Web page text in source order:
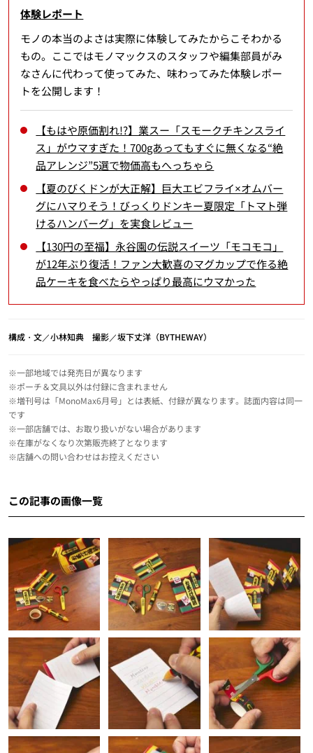
体験レポート
モノの本当のよさは実際に体験してみたからこそわかる
もの。ここではモノマックスのスタッフや編集部員がみ
なさんに代わって使ってみた、味わってみた体験レポー
トを公開します！
【もはや原価割れ!?】業スー「スモークチキンスライ
ス」がウマすぎた！700gあってもすぐに無くなる“絶
品アレンジ”5選で物価高もへっちゃら
【夏のびくドンが大正解】巨大エビフライ×オムバー
グにハマりそう！びっくりドンキー夏限定「トマト弾
けるハンバーグ」を実食レビュー
【130円の至福】永谷園の伝説スイーツ「モコモコ」
が12年ぶり復活！ファン大歓喜のマグカップで作る絶
品ケーキを食べたらやっぱり最高にウマかった
構成・文／小林知典 撮影／坂下丈洋（BYTHEWAY）
※一部地域では発売日が異なります
※ポーチ＆文具以外は付録に含まれません
※増刊号は「MonoMax6月号」とは表紙、付録が異なります。誌面内容は同一
です
※一部店舗では、お取り扱いがない場合があります
※在庫がなくなり次第販売終了となります
※店舗への問い合わせはお控えください
この記事の画像一覧